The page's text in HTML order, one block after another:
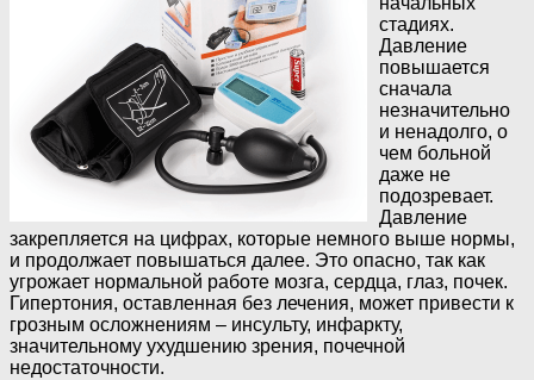
стадиях.
Давление
повышается
сначала
незначительно
и ненадолго, о
чем больной
даже не
подозревает.
Давление
закрепляется на цифрах, которые немного выше нормы,
и продолжает повышаться далее. Это опасно, так как
угрожает нормальной работе мозга, сердца, глаз, почек.
Гипертония, оставленная без лечения, может привести к
грозным осложнениям – инсульту, инфаркту,
значительному ухудшению зрения, почечной
недостаточности.